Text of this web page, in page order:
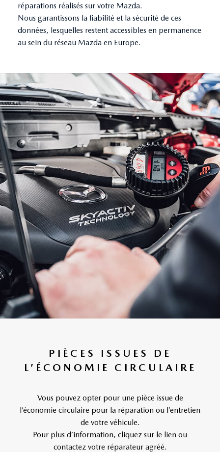
réparations réalisés sur votre Mazda.
Nous garantissons la fiabilité et la sécurité de ces
données, lesquelles restent accessibles en permanence
au sein du réseau Mazda en Europe.
PIÈCES ISSUES DE
L’ÉCONOMIE CIRCULAIRE
Vous pouvez opter pour une pièce issue de
l’économie circulaire pour la réparation ou l’entretien
de votre véhicule.
Pour plus d’information, cliquez sur le lien ou
contactez votre réparateur agréé.